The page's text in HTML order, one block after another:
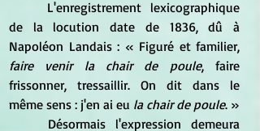
de la locution date de 1836, dû à
faire venir la chair de poule, faire
frissonner, tressaillir. On dit dans le
même sens : j'en ai eu la chair de poule. »